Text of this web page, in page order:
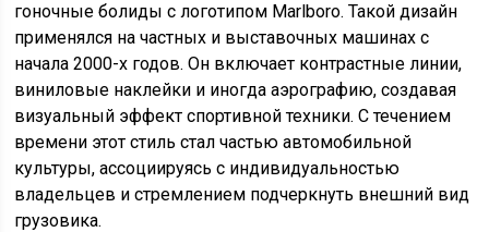
гоночные болиды с логотипом Marlboro. Такой дизайн
применялся на частных и выставочных машинах с
начала 2000-х годов. Он включает контрастные линии,
виниловые наклейки и иногда аэрографию, создавая
визуальный эффект спортивной техники. С течением
времени этот стиль стал частью автомобильной
культуры, ассоциируясь с индивидуальностью
владельцев и стремлением подчеркнуть внешний вид
грузовика.